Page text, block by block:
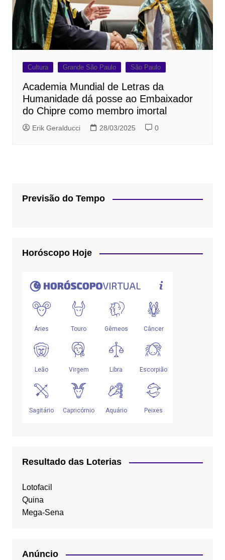
Cultura Grande São Paulo São Paulo
Academia Mundial de Letras da
Humanidade dá posse ao Embaixador
do Chipre como membro imortal
Erik Geralducci 28/03/2025 0
Previsão do Tempo
Horóscopo Hoje
Resultado das Loterias
Lotofacil
Quina
Mega-Sena
Anúncio